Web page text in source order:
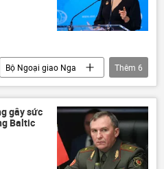
Bộ Ngoại giao Nga
thông tin
Thêm 6
gây sức
Baltic